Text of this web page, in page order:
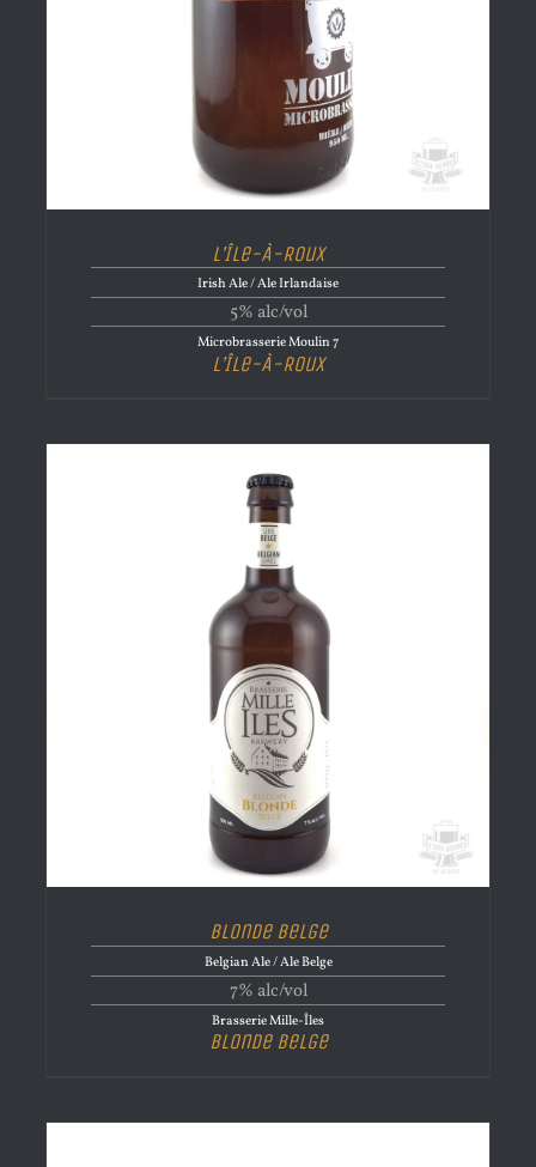
L’Île-À-Roux
Irish Ale / Ale Irlandaise
5% alc/vol
Microbrasserie Moulin 7
L’Île-À-Roux
Blonde Belge
Belgian Ale / Ale Belge
7% alc/vol
Brasserie Mille-Îles
Blonde Belge